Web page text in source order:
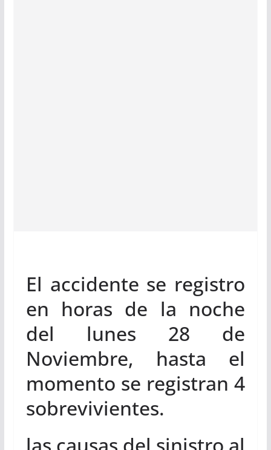
El accidente se registro
en horas de la noche
del lunes 28 de
Noviembre, hasta el
momento se registran 4
sobrevivientes.